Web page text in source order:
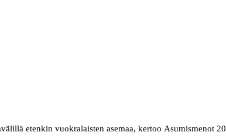
etenkin vuokralaisten asemaa, kertoo Asumismenot